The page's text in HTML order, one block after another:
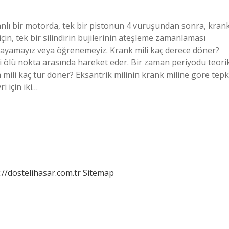
bir motorda, tek bir pistonun 4 vuruşundan sonra,
tek bir silindirin bujilerinin ateşleme zamanlaması
veya öğrenemeyiz. Krank mili kaç derece döner?
nokta arasında hareket eder. Bir zaman periyodu
mili kaç tur döner? Eksantrik milinin krank miline göre
için iki…
dostelihasar.com.trSitemap